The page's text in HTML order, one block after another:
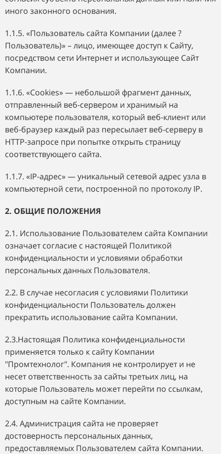
иного законного основания.
1.1.5. «Пользователь сайта Компании (далее ?
Пользователь)» – лицо, имеющее доступ к Сайту,
посредством сети Интернет и использующее Сайт
Компании.
1.1.6. «Cookies» — небольшой фрагмент данных,
отправленный веб-сервером и хранимый на
компьютере пользователя, который веб-клиент или
веб-браузер каждый раз пересылает веб-серверу в
HTTP-запросе при попытке открыть страницу
соответствующего сайта.
1.1.7. «IP-адрес» — уникальный сетевой адрес узла в
компьютерной сети, построенной по протоколу IP.
2. ОБЩИЕ ПОЛОЖЕНИЯ
2.1. Использование Пользователем сайта Компании
означает согласие с настоящей Политикой
конфиденциальности и условиями обработки
персональных данных Пользователя.
2.2. В случае несогласия с условиями Политики
конфиденциальности Пользователь должен
прекратить использование сайта Компании.
2.3.Настоящая Политика конфиденциальности
применяется только к сайту Компании
"Промтехнолог". Компания не контролирует и не
несет ответственность за сайты третьих лиц, на
которые Пользователь может перейти по ссылкам,
доступным на сайте Компании.
2.4. Администрация сайта не проверяет
достоверность персональных данных,
предоставляемых Пользователем сайта Компании.